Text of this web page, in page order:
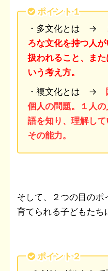
ポイント１
・多文化とは →
ろな文化を持つ人
扱われること、ま
いう考え方。
・複文化とは →
個人の問題。１人
語を知り、理解し
その能力。
そして、２つの目のポ
育てられる子どもたち
ポイント２